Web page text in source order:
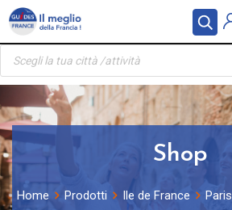
Pannello di gestione dei cookies
Skip
content
Ricerca
prodotti
Shop
Home Prodotti Ile de France Paris